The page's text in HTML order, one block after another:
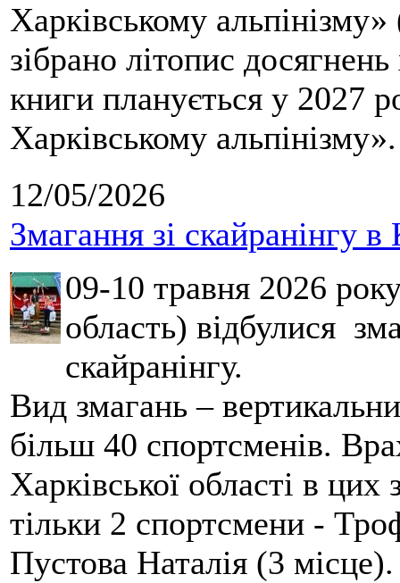
Харківському
зібрано літопис
книги планується у 2027
Харківському альпінізму».
12/05/2026
Змагання зі скайранінгу в
09-10 травня 2026
область) відбулися
скайранінгу.
Вид змагань –
більш 40 спортсменів.
Харківської області в
тільки 2 спортсмени -
Пустова Наталія (3 місце).